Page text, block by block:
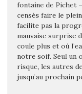
fontaine de Pichet
censés faire le
facilite pas la
mauvaise surprise
coule plus et où
notre soif. Seul un
risque, les autres
jusqu’au prochain